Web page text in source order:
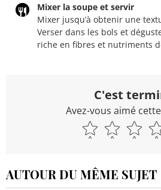
Mixer la soupe et servir
Mixer jusqu’à obtenir une
Verser dans les bols et
riche en fibres et nutriments
C'est
Avez-vous aimé
AUTOUR DU MÊME SUJET